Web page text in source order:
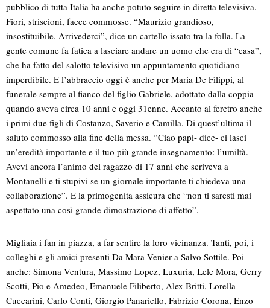
pubblico di tutta Italia ha anche potuto seguire in diretta televisiva.
Fiori, striscioni, facce commosse. “Maurizio grandioso,
insostituibile. Arrivederci”, dice un cartello issato tra la folla. La
gente comune fa fatica a lasciare andare un uomo che era di “casa”,
che ha fatto del salotto televisivo un appuntamento quotidiano
imperdibile. E l’abbraccio oggi è anche per Maria De Filippi, al
funerale sempre al fianco del figlio Gabriele, adottato dalla coppia
quando aveva circa 10 anni e oggi 31enne. Accanto al feretro anche
i primi due figli di Costanzo, Saverio e Camilla. Di quest’ultima il
saluto commosso alla fine della messa. “Ciao papi- dice- ci lasci
un’eredità importante e il tuo più grande insegnamento: l’umiltà.
Avevi ancora l’animo del ragazzo di 17 anni che scriveva a
Montanelli e ti stupivi se un giornale importante ti chiedeva una
collaborazione”. E la primogenita assicura che “non ti saresti mai
aspettato una così grande dimostrazione di affetto”.
Migliaia i fan in piazza, a far sentire la loro vicinanza. Tanti, poi, i
colleghi e gli amici presenti Da Mara Venier a Salvo Sottile. Poi
anche: Simona Ventura, Massimo Lopez, Luxuria, Lele Mora, Gerry
Scotti, Pio e Amedeo, Emanuele Filiberto, Alex Britti, Lorella
Cuccarini, Carlo Conti, Giorgio Panariello, Fabrizio Corona, Enzo